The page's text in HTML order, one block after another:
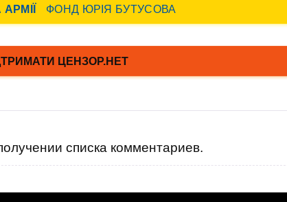
списка комментариев.